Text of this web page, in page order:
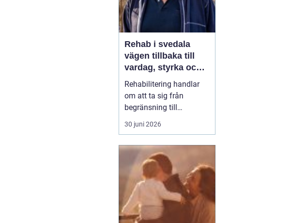
Rehab i svedala
vägen tillbaka till
vardag, styrka och
balans
Rehabilitering handlar
om att ta sig från
begränsning till
möjligheter. Efter en
skada, sjukdom eller
kroppen kännas
främmande och
vardagen tung. Med rätt
stöd inom rehab Svedala
k...
30 juni 2026